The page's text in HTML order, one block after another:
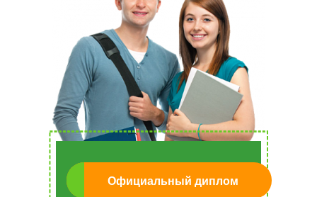
Официальный диплом